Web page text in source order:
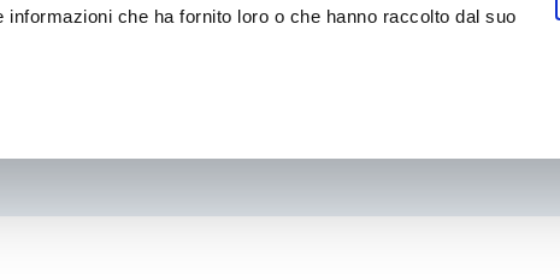
che ha fornito loro o che hanno raccolto dal suo